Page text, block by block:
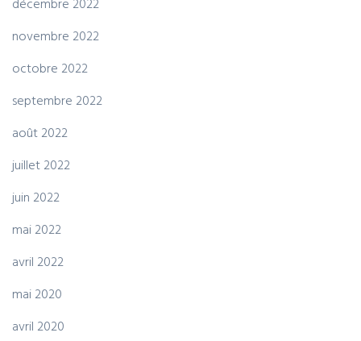
novembre 2022
octobre 2022
septembre 2022
août 2022
juillet 2022
juin 2022
mai 2022
avril 2022
mai 2020
avril 2020